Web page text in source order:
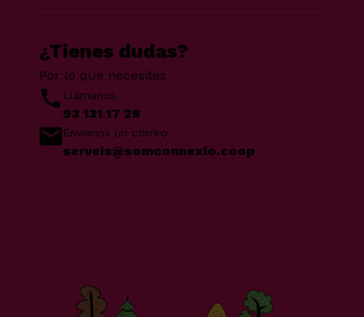
¿Tienes dudas?
Por lo que necesites
Llámanos
93 131 17 28
Envíanos un correo
serveis@somconnexio.coop